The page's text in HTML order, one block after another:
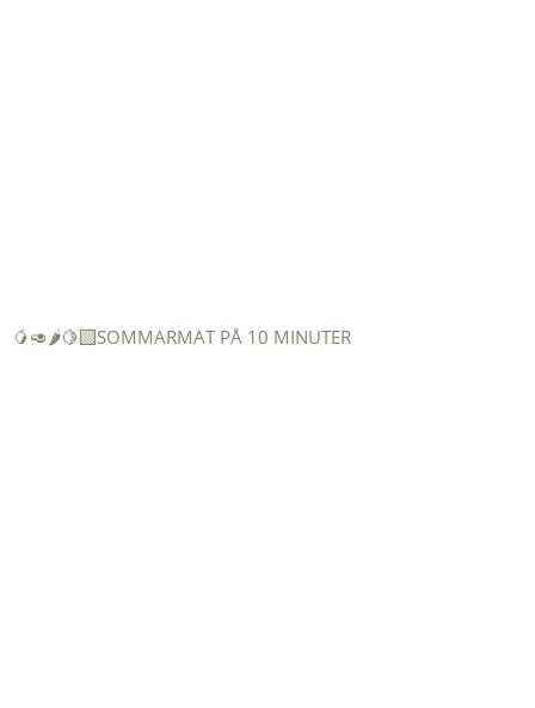
🥭🥑🌶️🍋‍🟩SOMMARMAT PÅ 10 MINUTER